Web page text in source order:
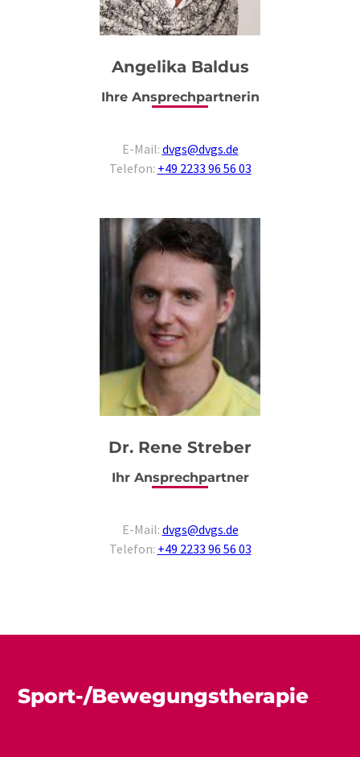
Angelika Baldus
Ihre Ansprechpartnerin
E-Mail: dvgs@dvgs.de
Telefon: +49 2233 96 56 03
Dr. Rene Streber
Ihr Ansprechpartner
E-Mail: dvgs@dvgs.de
Telefon: +49 2233 96 56 03
Sport-/Bewegungstherapie